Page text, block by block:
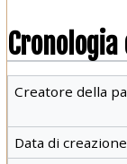
Creatore della
Data di